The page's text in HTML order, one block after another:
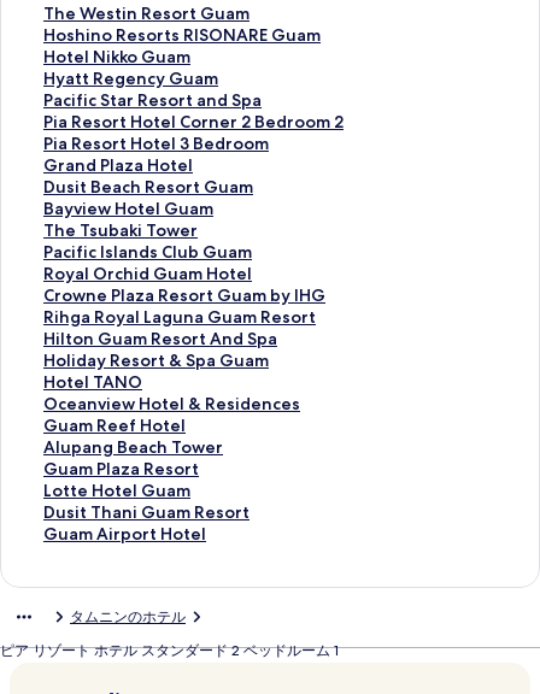
The Westin Resort Guam
T
h
e
W
e
s
t
i
n
R
e
s
o
r
t
G
u
a
m
の
ペ
ー
ジ
を
開
ク
Hoshino Resorts RISONARE Guam
H
o
s
h
i
n
o
R
e
s
o
r
t
s
R
I
S
O
N
A
R
E
G
u
ペ
ー
ジ
Hotel Nikko Guam
H
o
t
e
l
N
i
k
k
o
G
u
a
m
の
ペ
ー
ジ
を
開
く
リ
ン
Hyatt Regency Guam
H
y
a
t
t
R
e
g
e
n
c
y
G
u
a
m
の
ペ
ー
ジ
を
開
ク
Pacific Star Resort and Spa
P
a
c
i
f
i
c
S
t
a
r
R
e
s
o
r
t
a
n
d
S
ペ
ー
ジ
Pia Resort Hotel Corner 2 Bedroom 2
P
i
a
R
e
s
o
r
t
H
o
t
e
l
C
o
r
n
e
r
r
o
Pia Resort Hotel 3 Bedroom
P
i
a
R
e
s
o
r
t
H
o
t
e
l
3
B
e
d
r
の
ペ
ー
Grand Plaza Hotel
G
r
a
n
d
P
l
a
z
a
H
o
t
e
l
の
ペ
ー
く
リ
ン
Dusit Beach Resort Guam
D
u
s
i
t
B
e
a
c
h
R
e
s
o
r
t
G
の
ペ
ー
Bayview Hotel Guam
B
a
y
v
i
e
w
H
o
t
e
l
G
u
a
m
ジ
を
開
The Tsubaki Tower
T
h
e
T
s
u
b
a
k
i
T
o
w
e
r
ジ
を
開
Pacific Islands Club Guam
P
a
c
i
f
i
c
I
s
l
a
n
d
s
G
u
Royal Orchid Guam Hotel
R
o
y
a
l
O
r
c
h
i
d
G
u
t
e
Crowne Plaza Resort Guam by IHG
C
r
o
w
n
e
P
l
a
z
a
R
t
G
Rihga Royal Laguna Guam Resort
R
i
h
g
a
R
o
y
a
l
L
a
G
Hilton Guam Resort And Spa
H
i
l
t
o
n
G
u
a
m
r
Holiday Resort & Spa Guam
H
o
l
i
d
a
y
R
e
&
S
Hotel TANO
H
o
t
e
l
T
A
N
ー
ジ
を
Oceanview Hotel & Residences
O
c
e
a
n
v
i
t
e
Guam Reef Hotel
G
u
a
m
R
e
t
e
Alupang Beach Tower
A
l
u
p
a
a
Guam Plaza Resort
G
u
a
m
a
R
Lotte Hotel Guam
L
o
t
t
e
Dusit Thani Guam Resort
D
u
h
a
Guam Airport Hotel
G
i
タムニンのホテル
ピア リゾート ホテル スタンダード 2 ベッドルーム 1